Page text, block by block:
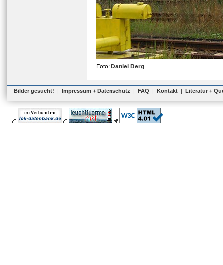
Foto: Daniel Berg
Bilder gesucht! | Impressum + Datenschutz | FAQ | Kontakt | Literatur +